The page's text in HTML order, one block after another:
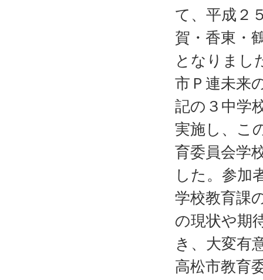
て、平成２
賀・香東・
となりまし
市Ｐ連未来
記の３中学
実施し、こ
育委員会学
した。参加
学校教育課
の現状や期
き、大変有
高松市教育